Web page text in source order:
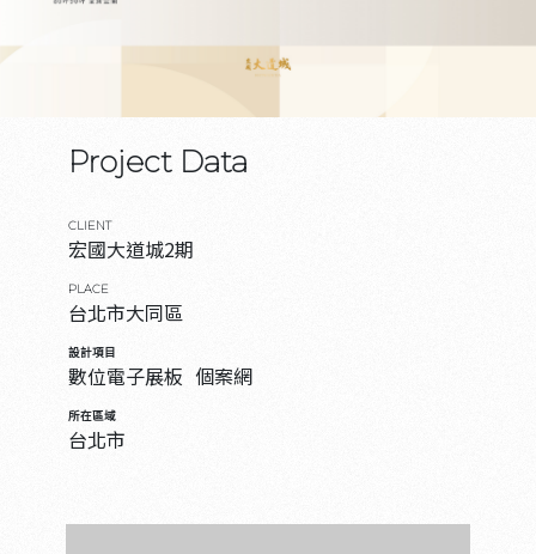
Project Data
CLIENT
宏國大道城2期
PLACE
台北市大同區
設計項目
數位電子展板 個案網
所在區域
台北市